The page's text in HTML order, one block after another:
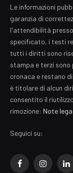
Le informazioni
garanzia di
l'attendibilità
specificato, i testi
tutti i diritti sono
stampa e terzi
cronaca e restano
è titolare di alcun
consentito il
rimozione: Note
Seguici su:
Facebook